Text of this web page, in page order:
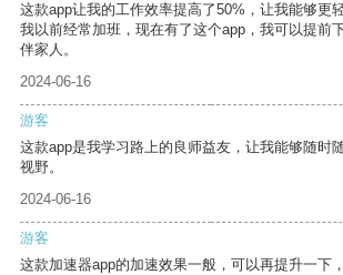
这款app让我的工作效率提高了50%，让我能够更
我以前经常加班，现在有了这个app，我可以提前
伴家人。
2024-06-16
游客
这款app是我学习路上的良师益友，让我能够随时
视野。
2024-06-16
游客
这款加速器app的加速效果一般，可以再提升一下